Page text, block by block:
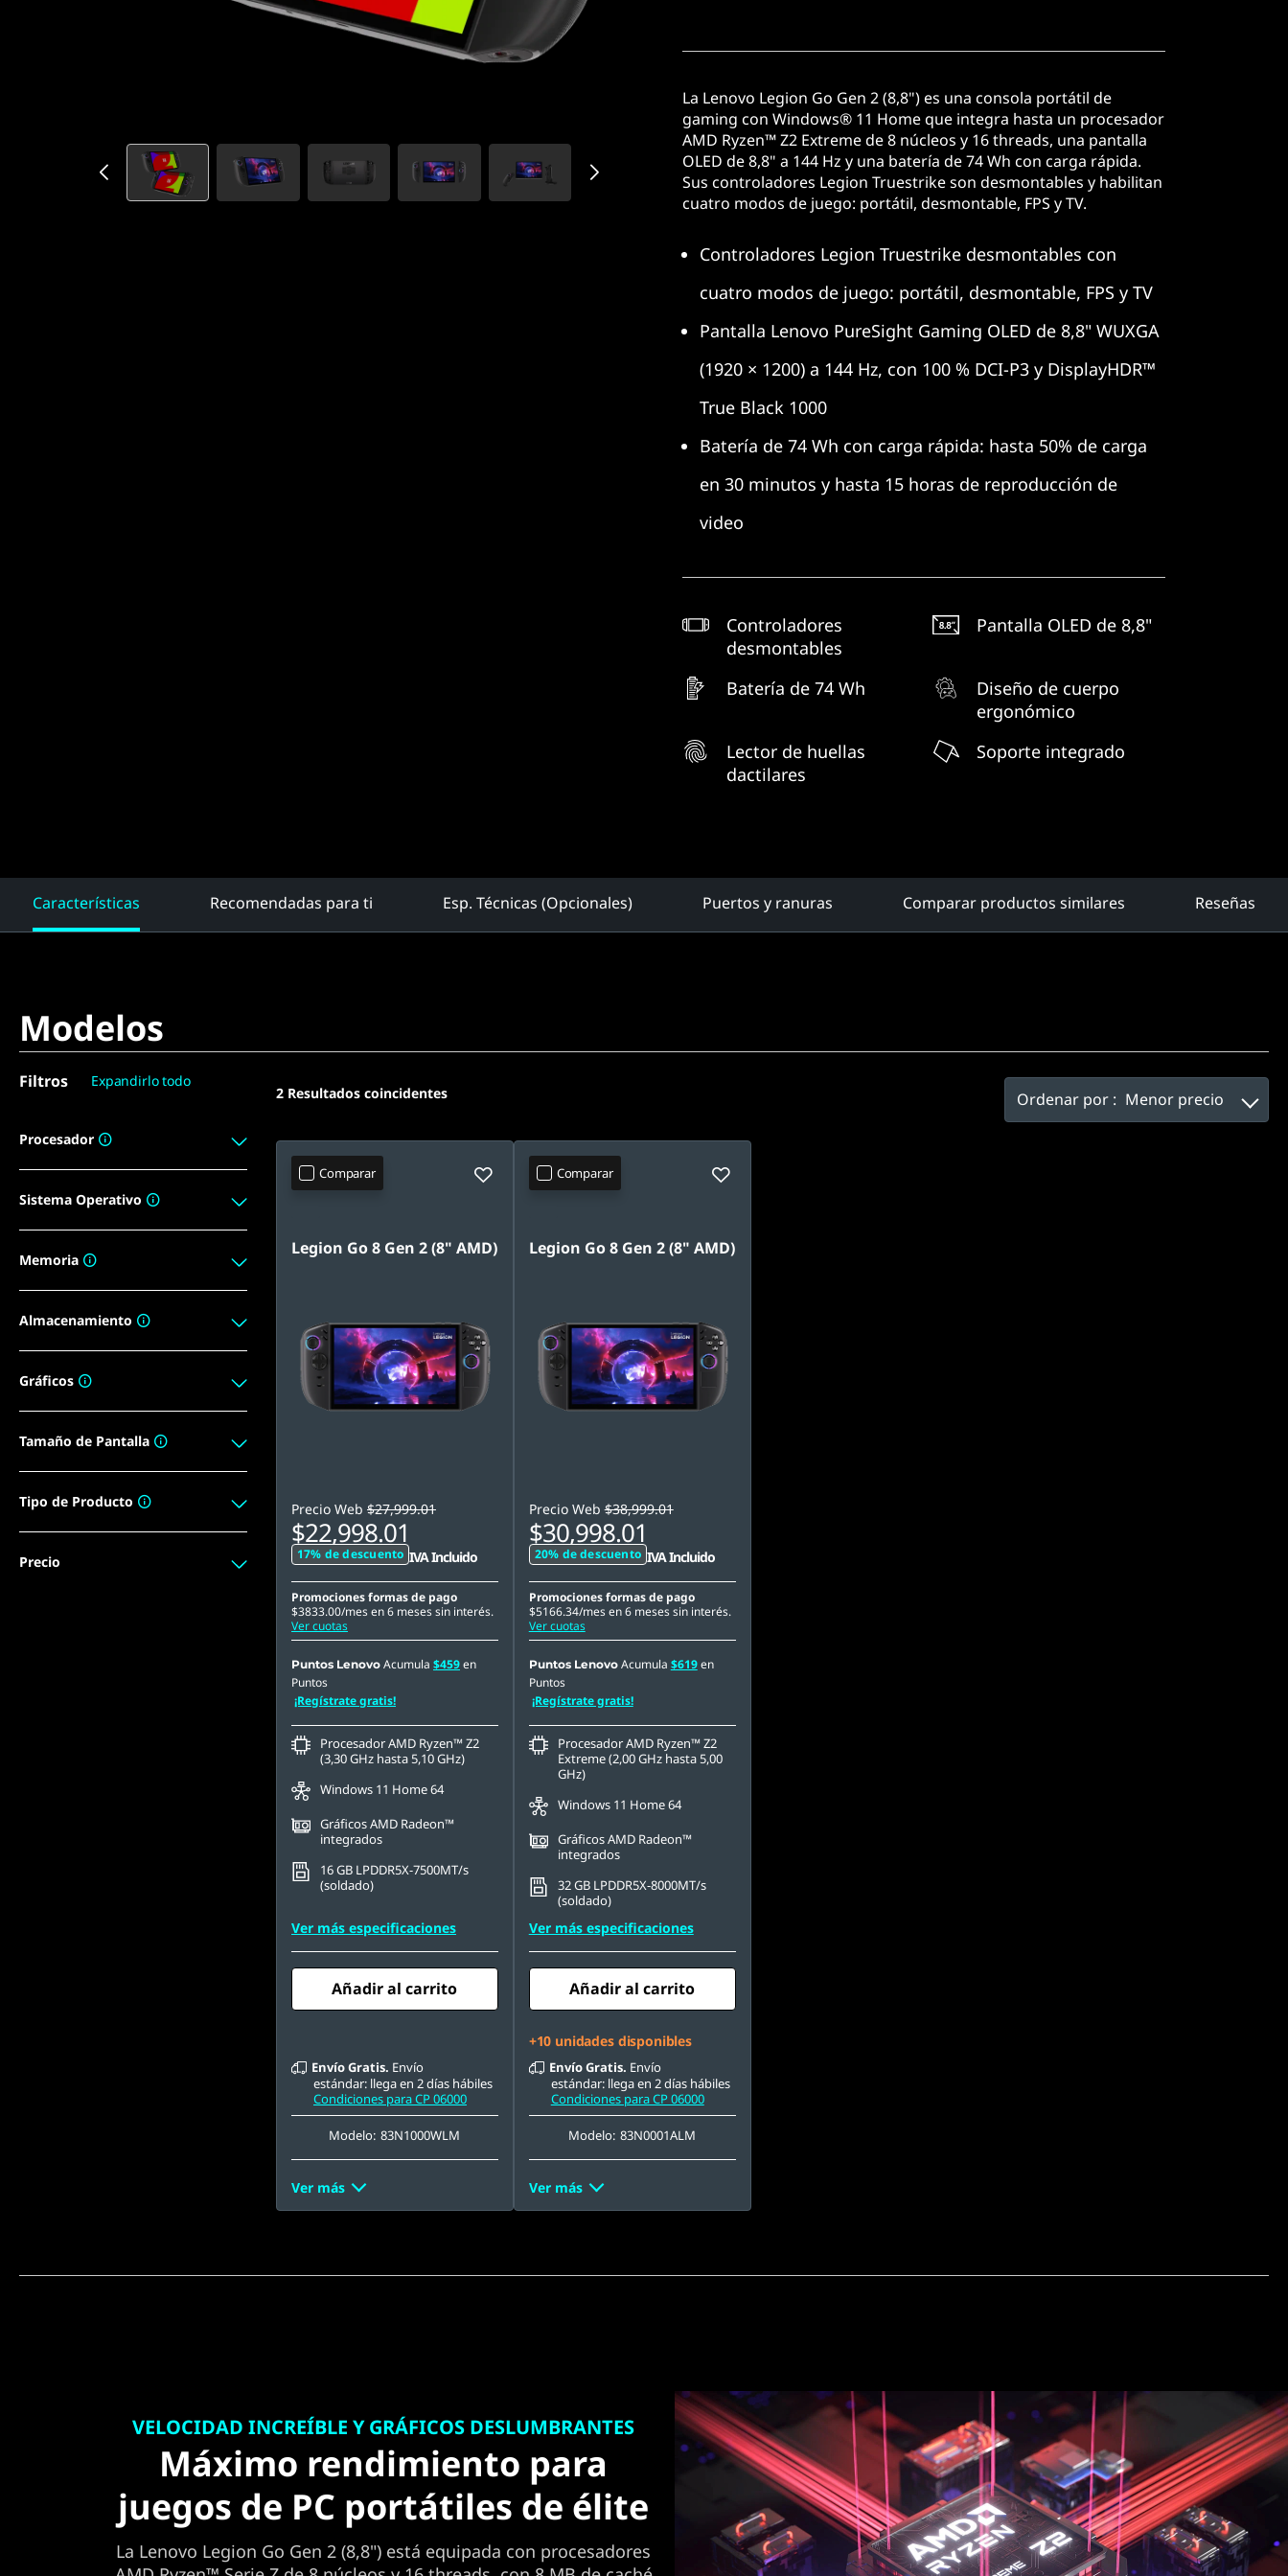
La Lenovo Legion Go Gen 2 (8,8") es una consola portátil de
gaming con Windows® 11 Home que integra hasta un procesador
AMD Ryzen™ Z2 Extreme de 8 núcleos y 16 threads, una pantalla
OLED de 8,8" a 144 Hz y una batería de 74 Wh con carga rápida.
Sus controladores Legion Truestrike son desmontables y habilitan
cuatro modos de juego: portátil, desmontable, FPS y TV.
Controladores Legion Truestrike desmontables con
cuatro modos de juego: portátil, desmontable, FPS y TV
Pantalla Lenovo PureSight Gaming OLED de 8,8" WUXGA
(1920 × 1200) a 144 Hz, con 100 % DCI-P3 y DisplayHDR™
True Black 1000
Batería de 74 Wh con carga rápida: hasta 50% de carga
en 30 minutos y hasta 15 horas de reproducción de
video
Controladores
desmontables
Pantalla OLED de 8,8"
Batería de 74 Wh
Diseño de cuerpo
ergonómico
Lector de huellas
dactilares
Soporte integrado
Características Recomendadas para ti Esp. Técnicas (Opcionales) Puertos y ranuras Comparar productos similares Reseñas
Modelos
Filtros Expandirlo todo
Procesador
Sistema Operativo
Memoria
Almacenamiento
Gráficos
Tamaño de Pantalla
Tipo de Producto
Precio
2 Resultados coincidentes Ordenar por : Menor precio
Comparar
Legion Go 8 Gen 2 (8" AMD)
Precio Web $27,999.01
$22,998.01
17% de descuento IVA Incluido
Promociones formas de pago
$3833.00/mes en 6 meses sin interés.
Ver cuotas
Puntos Lenovo Acumula $459en
Puntos
¡Regístrate gratis!
Procesador AMD Ryzen™ Z2
(3,30 GHz hasta 5,10 GHz)
Windows 11 Home 64
Gráficos AMD Radeon™
integrados
16 GB LPDDR5X-7500MT/s
(soldado)
Ver más especificaciones
Añadir al carrito
Envío Gratis. Envío
estándar: llega en 2 días hábiles
Condiciones para CP 06000
Modelo: 83N1000WLM
Ver más
Comparar
Legion Go 8 Gen 2 (8" AMD)
Precio Web $38,999.01
$30,998.01
20% de descuento IVA Incluido
Promociones formas de pago
$5166.34/mes en 6 meses sin interés.
Ver cuotas
Puntos Lenovo Acumula $619en
Puntos
¡Regístrate gratis!
Procesador AMD Ryzen™ Z2
Extreme (2,00 GHz hasta 5,00
GHz)
Windows 11 Home 64
Gráficos AMD Radeon™
integrados
32 GB LPDDR5X-8000MT/s
(soldado)
Ver más especificaciones
Añadir al carrito
+10 unidades disponibles
Envío Gratis. Envío
estándar: llega en 2 días hábiles
Condiciones para CP 06000
Modelo: 83N0001ALM
Ver más
VELOCIDAD INCREÍBLE Y GRÁFICOS DESLUMBRANTES
Máximo rendimiento para
juegos de PC portátiles de élite
La Lenovo Legion Go Gen 2 (8,8") está equipada con procesadores